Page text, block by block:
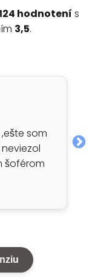
hodnotení s
3,5.
som
šoférom